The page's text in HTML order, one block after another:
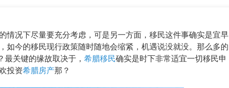
况下尽量要充分考虑，可是另一方面，移民这件事确实是宜早
如今的移民现行政策随时随地会缩紧，机遇说没就没。那么多的
关键的缘故取决于， 希腊移民确实是时下非常适宜一切移民申
投资希腊房产那？